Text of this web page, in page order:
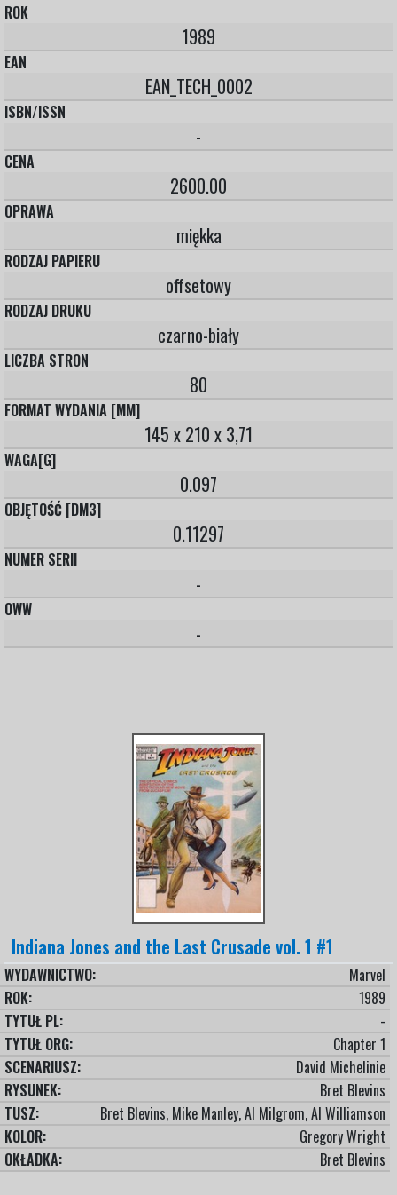
ROK
1989
EAN
EAN_TECH_0002
ISBN/ISSN
-
CENA
2600.00
OPRAWA
miękka
RODZAJ PAPIERU
offsetowy
RODZAJ DRUKU
czarno-biały
LICZBA STRON
80
FORMAT WYDANIA [MM]
145 x 210 x 3,71
WAGA[G]
0.097
OBJĘTOŚĆ [DM3]
0.11297
NUMER SERII
-
OWW
-
Indiana Jones and the Last Crusade vol. 1 #1
WYDAWNICTWO:
Marvel
ROK:
1989
TYTUŁ PL:
-
TYTUŁ ORG:
Chapter 1
SCENARIUSZ:
David Michelinie
RYSUNEK:
Bret Blevins
TUSZ:
Bret Blevins, Mike Manley, Al Milgrom, Al Williamson
KOLOR:
Gregory Wright
OKŁADKA:
Bret Blevins